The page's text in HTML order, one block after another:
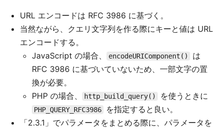
URL エンコードは RFC 3986 に基づく。
当然ながら、クエリ文字列を作る際にキーと値は URL
エンコードする。
JavaScript の場合、
encodeURIComponent()
は
RFC 3986 に基づいていないため、一部文字の置
換が必要。
PHP の場合、
http_build_query() を使うときに
PHP_QUERY_RFC3986
を指定すると良い。
「2.3.1」でパラメータをまとめる際に、パラメータを